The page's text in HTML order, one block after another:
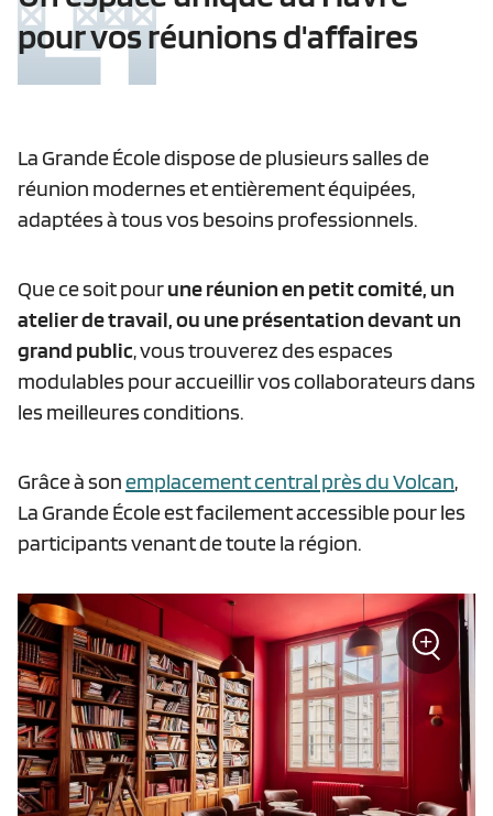
pour vos réunions d'affaires
La Grande École dispose de plusieurs salles de
réunion modernes et entièrement équipées,
adaptées à tous vos besoins professionnels.
Que ce soit pourune réunion en petit comité, un
atelier de travail, ou une présentation devant un
grand public, vous trouverez des espaces
modulables pour accueillir vos collaborateurs dans
les meilleures conditions.
Grâce à sonemplacement central près du Volcan,
La Grande École est facilement accessible pour les
participants venant de toute la région.
+